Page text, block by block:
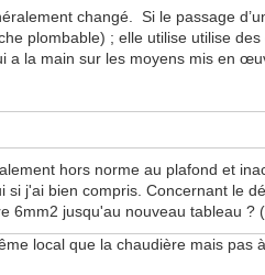
changé. Si le passage
plombable) ; elle utilise utilise des
a la main sur les moyens mis en
hors norme au plafond et
si j'ai bien compris. Concernant le
6mm2 jusqu'au nouveau tableau ?
local que la chaudière mais